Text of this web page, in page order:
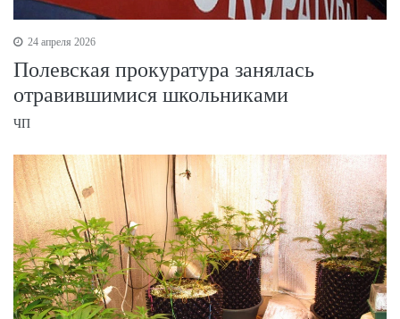
24 апреля 2026
Полевская прокуратура занялась
отравившимися школьниками
ЧП